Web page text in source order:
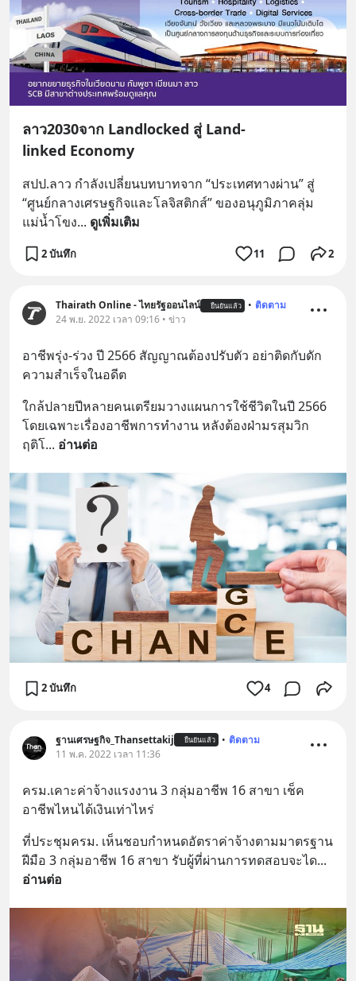
ลาว2030จาก Landlocked สู่ Land-
linked Economy
สปป.ลาว กำลังเปลี่ยนบทบาทจาก “ประเทศทางผ่าน” สู่
“ศูนย์กลางเศรษฐกิจและโลจิสติกส์” ของอนุภูมิภาคลุ่ม
แม่น้ำโขง... ดูเพิ่มเติม
2 บันทึก 11 2
Thairath Online - ไทยรัฐออนไลน์ ยืนยันแล้ว • ติดตาม
24 พ.ย. 2022 เวลา 09:16 • ข่าว
อาชีพรุ่ง-ร่วง ปี 2566 สัญญาณต้องปรับตัว อย่าติดกับดัก
ความสำเร็จในอดีต
ใกล้ปลายปีหลายคนเตรียมวางแผนการใช้ชีวิตในปี 2566
โดยเฉพาะเรื่องอาชีพการทำงาน หลังต้องฝ่ามรสุมวิก
ฤติโ... อ่านต่อ
2 บันทึก 4
ฐานเศรษฐกิจ_Thansettakij ยืนยันแล้ว • ติดตาม
11 พ.ค. 2022 เวลา 11:36
ครม.เคาะค่าจ้างแรงงาน 3 กลุ่มอาชีพ 16 สาขา เช็ค
อาชีพไหนได้เงินเท่าไหร่
ที่ประชุมครม. เห็นชอบกำหนดอัตราค่าจ้างตามมาตรฐาน
ฝีมือ 3 กลุ่มอาชีพ 16 สาขา รับผู้ที่ผ่านการทดสอบจะได
อ่านต่อ